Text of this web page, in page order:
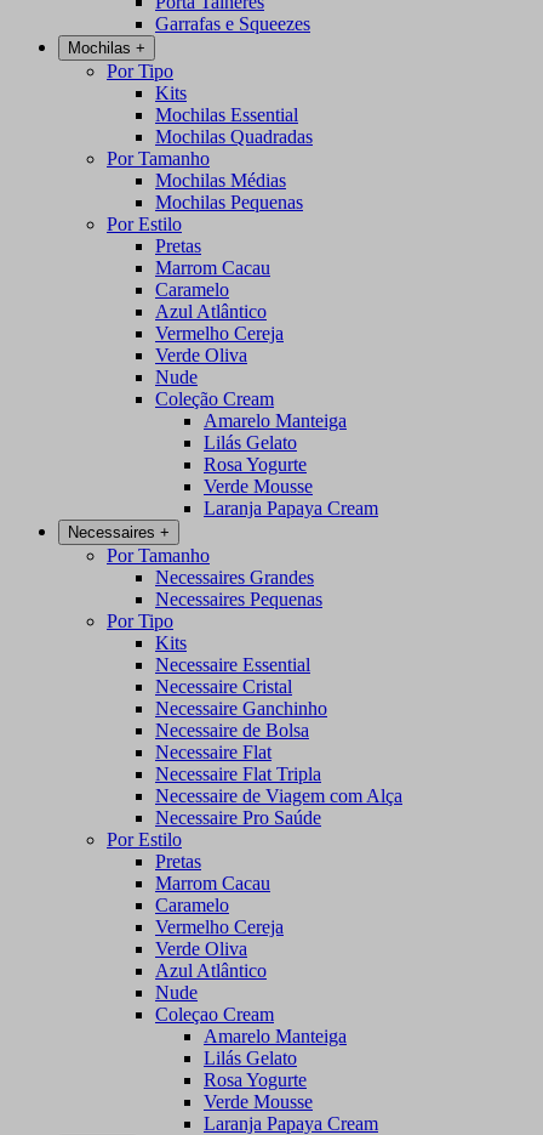
Garrafas e Squeezes
Mochilas +
Por Tipo
Kits
Mochilas Essential
Mochilas Quadradas
Por Tamanho
Mochilas Médias
Mochilas Pequenas
Por Estilo
Pretas
Marrom Cacau
Caramelo
Azul Atlântico
Vermelho Cereja
Verde Oliva
Nude
Coleção Cream
Amarelo Manteiga
Lilás Gelato
Rosa Yogurte
Verde Mousse
Laranja Papaya Cream
Necessaires +
Por Tamanho
Necessaires Grandes
Necessaires Pequenas
Por Tipo
Kits
Necessaire Essential
Necessaire Cristal
Necessaire Ganchinho
Necessaire de Bolsa
Necessaire Flat
Necessaire Flat Tripla
Necessaire de Viagem com Alça
Necessaire Pro Saúde
Por Estilo
Pretas
Marrom Cacau
Caramelo
Vermelho Cereja
Verde Oliva
Azul Atlântico
Nude
Coleçao Cream
Amarelo Manteiga
Lilás Gelato
Rosa Yogurte
Verde Mousse
Laranja Papaya Cream